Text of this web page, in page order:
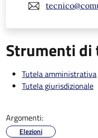
Strumenti
Tutela amministrativa
Tutela giurisdizionale
Argomenti:
Elezioni